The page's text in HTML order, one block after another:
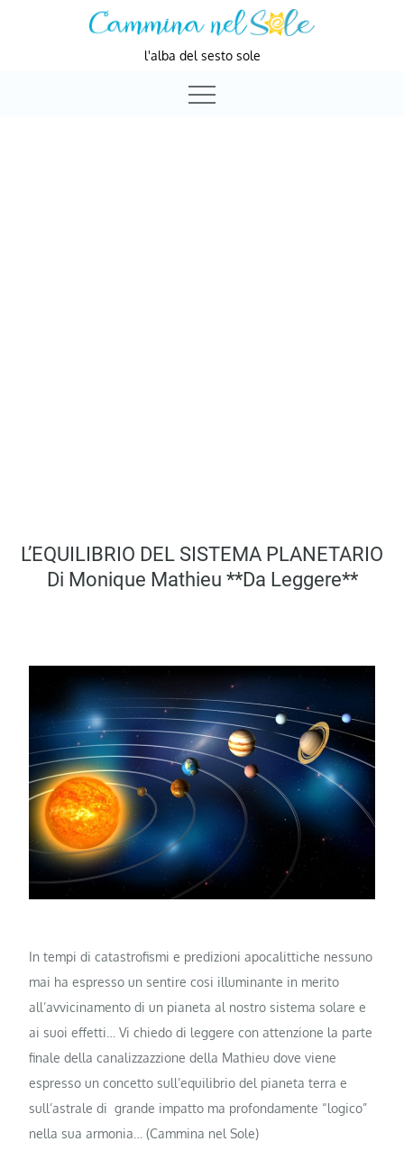
l'alba del sesto sole
L’EQUILIBRIO DEL SISTEMA PLANETARIO
Di Monique Mathieu **da Leggere**
In tempi di catastrofismi e predizioni apocalittiche nessuno
mai ha espresso un sentire cosi illuminante in merito
all’avvicinamento di un pianeta al nostro sistema solare e
ai suoi effetti… Vi chiedo di leggere con attenzione la parte
finale della canalizzazzione della Mathieu dove viene
espresso un concetto sull’equilibrio del pianeta terra e
sull’astrale di grande impatto ma profondamente “logico”
nella sua armonia… (Cammina nel Sole)